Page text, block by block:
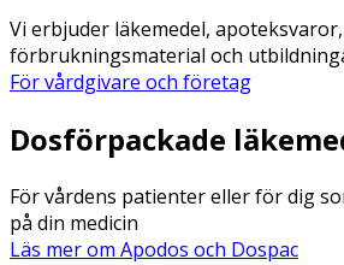
Vi erbjuder läkemedel, apoteksvaror,
förbrukningsmaterial och
För vårdgivare och företag
Dosförpackade
För vårdens patienter eller för dig
på din medicin
Läs mer om Apodos och Dospac